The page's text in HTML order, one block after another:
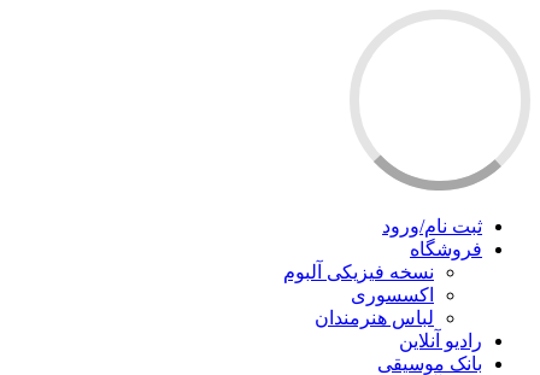
ثبت نام/ورود
فروشگاه
نسخه فیزیکی آلبوم
اکسسوری
لباس هنرمندان
رادیو آنلاین
بانک موسیقی